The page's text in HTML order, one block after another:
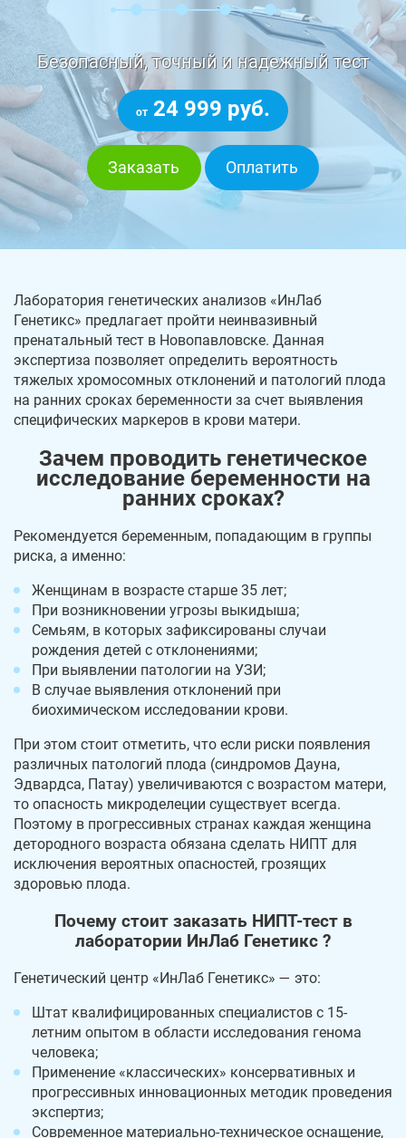
Безопасный, точный и надежный тест
от 24 999 руб.
Заказать Оплатить
Лаборатория генетических анализов «ИнЛаб
Генетикс» предлагает пройти неинвазивный
пренатальный тест в Новопавловске. Данная
экспертиза позволяет определить вероятность
тяжелых хромосомных отклонений и патологий плода
на ранних сроках беременности за счет выявления
специфических маркеров в крови матери.
Зачем проводить генетическое
исследование беременности на
ранних сроках?
Рекомендуется беременным, попадающим в группы
риска, а именно:
Женщинам в возрасте старше 35 лет;
При возникновении угрозы выкидыша;
Семьям, в которых зафиксированы случаи
рождения детей с отклонениями;
При выявлении патологии на УЗИ;
В случае выявления отклонений при
биохимическом исследовании крови.
При этом стоит отметить, что если риски появления
различных патологий плода (синдромов Дауна,
Эдвардса, Патау) увеличиваются с возрастом матери,
то опасность микроделеции существует всегда.
Поэтому в прогрессивных странах каждая женщина
детородного возраста обязана сделать НИПТ для
исключения вероятных опасностей, грозящих
здоровью плода.
Почему стоит заказать НИПТ-тест в
лаборатории ИнЛаб Генетикс ?
Генетический центр «ИнЛаб Генетикс» — это:
Штат квалифицированных специалистов с 15-
летним опытом в области исследования генома
человека;
Применение «классических» консервативных и
прогрессивных инновационных методик проведения
экспертиз;
Современное материально-техническое оснащение,